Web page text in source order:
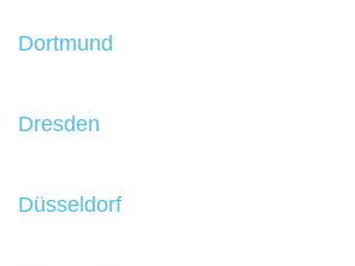
Dortmund
Dresden
Düsseldorf